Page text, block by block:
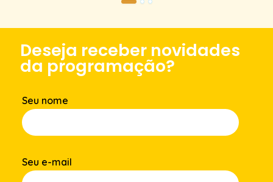
Deseja receber novidades
da programação?
Seu nome
Seu e-mail